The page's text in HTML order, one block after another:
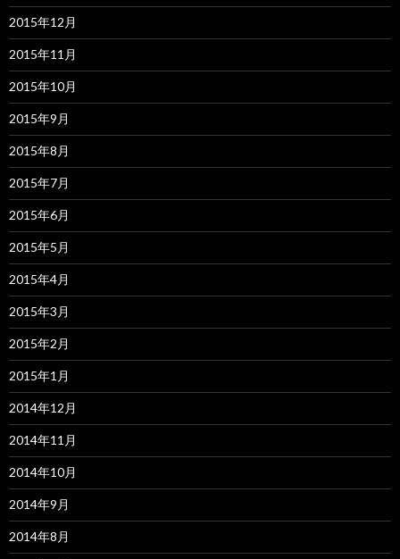
2015年12月
2015年11月
2015年10月
2015年9月
2015年8月
2015年7月
2015年6月
2015年5月
2015年4月
2015年3月
2015年2月
2015年1月
2014年12月
2014年11月
2014年10月
2014年9月
2014年8月